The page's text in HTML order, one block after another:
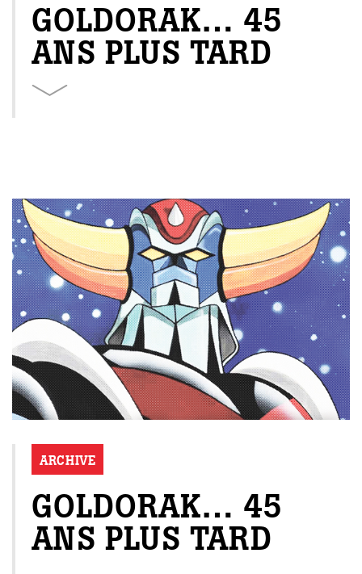
GOLDORAK… 45
ANS PLUS TARD
ARCHIVE
GOLDORAK… 45
ANS PLUS TARD